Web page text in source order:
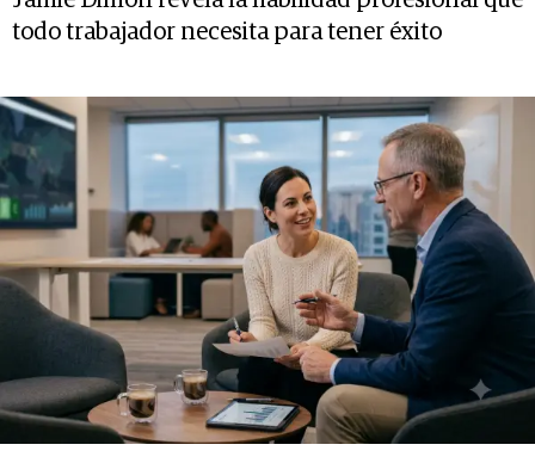
todo trabajador necesita para tener éxito